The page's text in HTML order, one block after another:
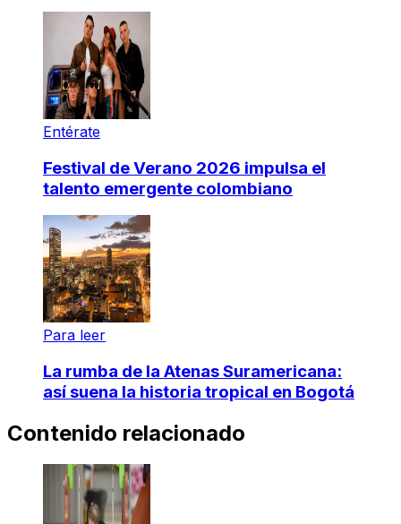
Entérate
Festival de Verano 2026 impulsa el
talento emergente colombiano
Para leer
La rumba de la Atenas Suramericana:
así suena la historia tropical en Bogotá
Contenido relacionado